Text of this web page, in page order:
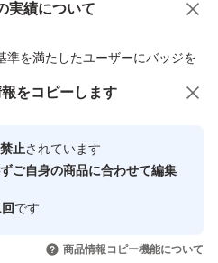
実績について
準を満たしたユーザーにバッジを
心・安全なユーザーです
引を完了させた実績があります
商品への質問
をコピーします
止されています
ご自身の商品に合わせて編集
です
商品情報コピー機能について
スメ